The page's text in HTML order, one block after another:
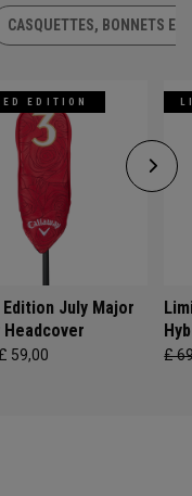
CASQUETTES, BONNETS ET
EDITION
July Major
Headcover
59,00 £